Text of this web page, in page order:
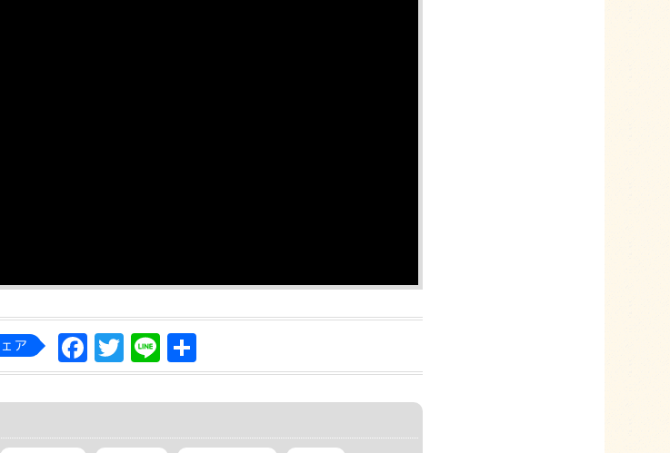
ア Facebook
Twitter
Line
有